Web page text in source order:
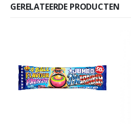
GERELATEERDE PRODUCTEN